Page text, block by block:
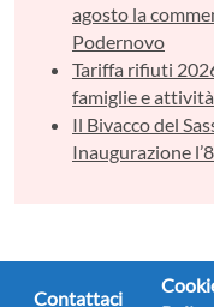
agosto la
Podernovo
Tariffa rifiuti
famiglie e
Il Bivacco del
Inaugurazione
Contattaci